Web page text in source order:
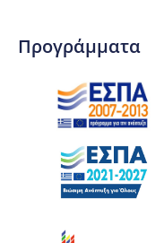
Προγράμματα